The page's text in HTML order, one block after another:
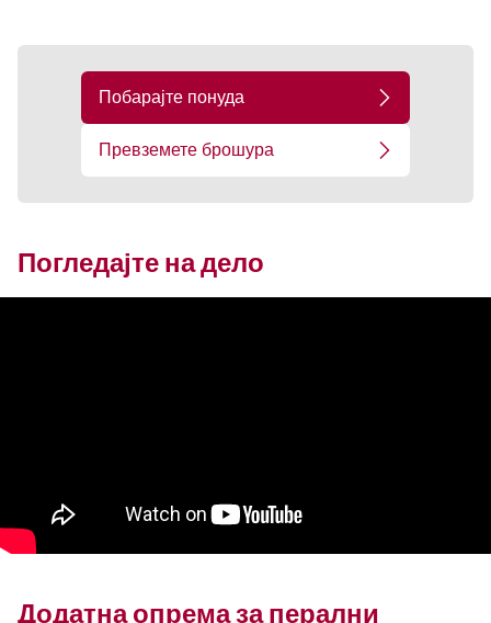
Побарајте понуда
Превземете брошура
Погледајте на дело
Додатна опрема за перални